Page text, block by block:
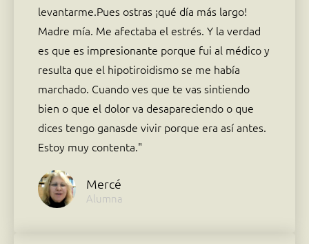
levantarme.Pues ostras ¡qué día más largo!
Madre mía. Me afectaba el estrés. Y la verdad
es que es impresionante porque fui al médico y
resulta que el hipotiroidismo se me había
marchado. Cuando ves que te vas sintiendo
bien o que el dolor va desapareciendo o que
dices tengo ganasde vivir porque era así antes.
Estoy muy contenta."
Mercé
Alumna